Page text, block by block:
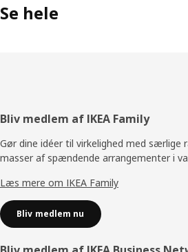
Se hele
Footer
Bliv medlem af IKEA Family
Gør dine idéer til virkelighed med særlige
masser af spændende arrangementer i
Læs mere om IKEA Family
Bliv medlem nu